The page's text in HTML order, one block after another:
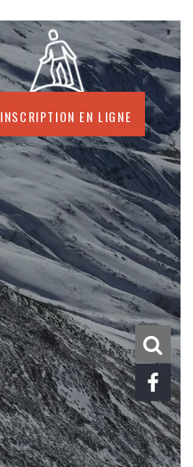
Inscription en ligne